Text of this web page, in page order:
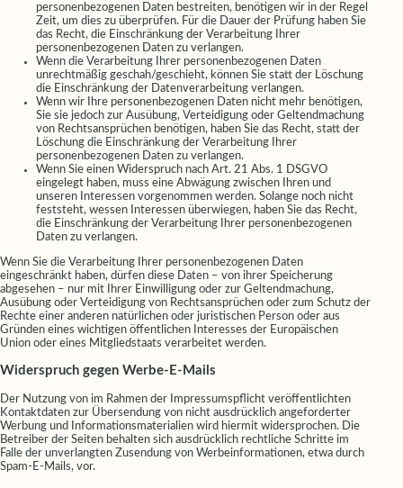
personenbezogenen Daten bestreiten, benötigen wir in der Regel
Zeit, um dies zu überprüfen. Für die Dauer der Prüfung haben Sie
das Recht, die Einschränkung der Verarbeitung Ihrer
personenbezogenen Daten zu verlangen.
Wenn die Verarbeitung Ihrer personenbezogenen Daten
unrechtmäßig geschah/geschieht, können Sie statt der Löschung
die Einschränkung der Datenverarbeitung verlangen.
Wenn wir Ihre personenbezogenen Daten nicht mehr benötigen,
Sie sie jedoch zur Ausübung, Verteidigung oder Geltendmachung
von Rechtsansprüchen benötigen, haben Sie das Recht, statt der
Löschung die Einschränkung der Verarbeitung Ihrer
personenbezogenen Daten zu verlangen.
Wenn Sie einen Widerspruch nach Art. 21 Abs. 1 DSGVO
eingelegt haben, muss eine Abwägung zwischen Ihren und
unseren Interessen vorgenommen werden. Solange noch nicht
feststeht, wessen Interessen überwiegen, haben Sie das Recht,
die Einschränkung der Verarbeitung Ihrer personenbezogenen
Daten zu verlangen.
Wenn Sie die Verarbeitung Ihrer personenbezogenen Daten
eingeschränkt haben, dürfen diese Daten – von ihrer Speicherung
abgesehen – nur mit Ihrer Einwilligung oder zur Geltendmachung,
Ausübung oder Verteidigung von Rechtsansprüchen oder zum Schutz der
Rechte einer anderen natürlichen oder juristischen Person oder aus
Gründen eines wichtigen öffentlichen Interesses der Europäischen
Union oder eines Mitgliedstaats verarbeitet werden.
Widerspruch gegen Werbe-E-Mails
Der Nutzung von im Rahmen der Impressumspflicht veröffentlichten
Kontaktdaten zur Übersendung von nicht ausdrücklich angeforderter
Werbung und Informationsmaterialien wird hiermit widersprochen. Die
Betreiber der Seiten behalten sich ausdrücklich rechtliche Schritte im
Falle der unverlangten Zusendung von Werbeinformationen, etwa durch
Spam-E-Mails, vor.